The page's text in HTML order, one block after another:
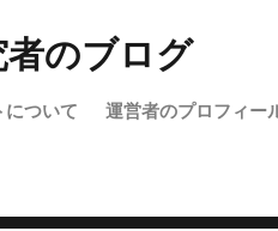
のブログ
について 運営者のプロフィー